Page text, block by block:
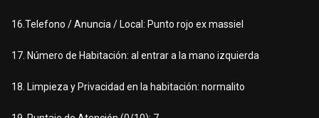
16.Telefono / Anuncia / Local: Punto rojo ex massiel
17. Número de Habitación: al entrar a la mano izquierda
18. Limpieza y Privacidad en la habitación: normalito